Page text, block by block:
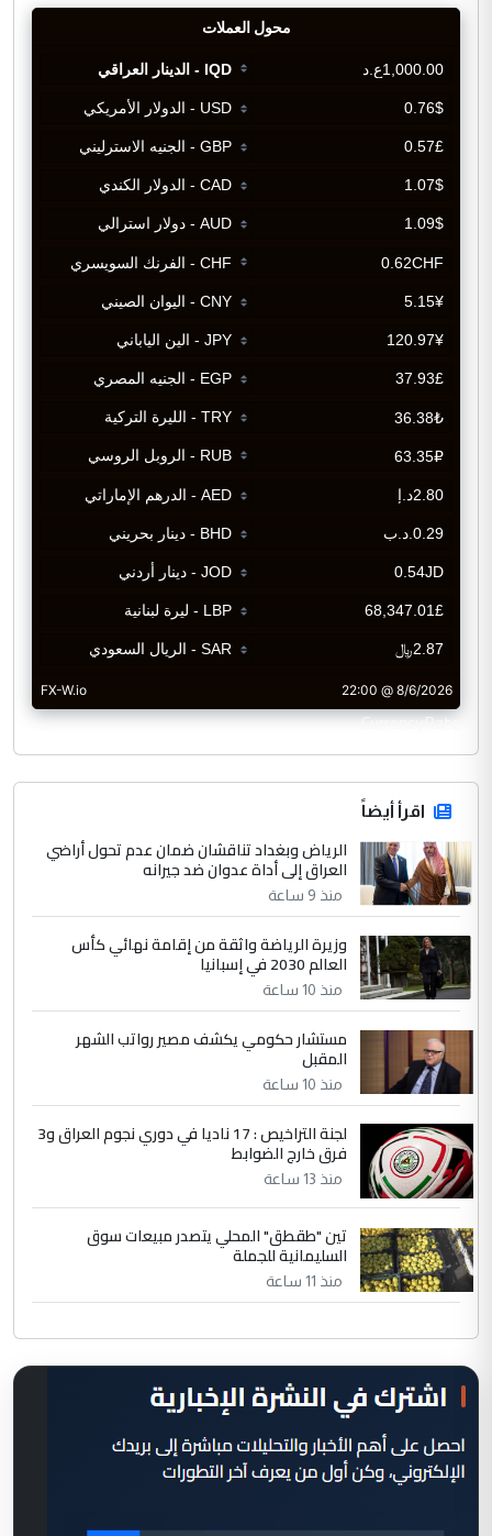
CurrencyRate
اقرأ أيضاً
الرياض وبغداد تناقشان ضمان عدم تحول أراضي
العراق إلى أداة عدوان ضد جيرانه
منذ 9 ساعة
وزيرة الرياضة واثقة من إقامة نهائي كأس
العالم 2030 في إسبانيا
منذ 10 ساعة
مستشار حكومي يكشف مصير رواتب الشهر
المقبل
منذ 10 ساعة
لجنة التراخيص : 17 ناديا في دوري نجوم العراق و3
فرق خارج الضوابط
منذ 13 ساعة
تين "طقطق" المحلي يتصدر مبيعات سوق
السليمانية للجملة
منذ 11 ساعة